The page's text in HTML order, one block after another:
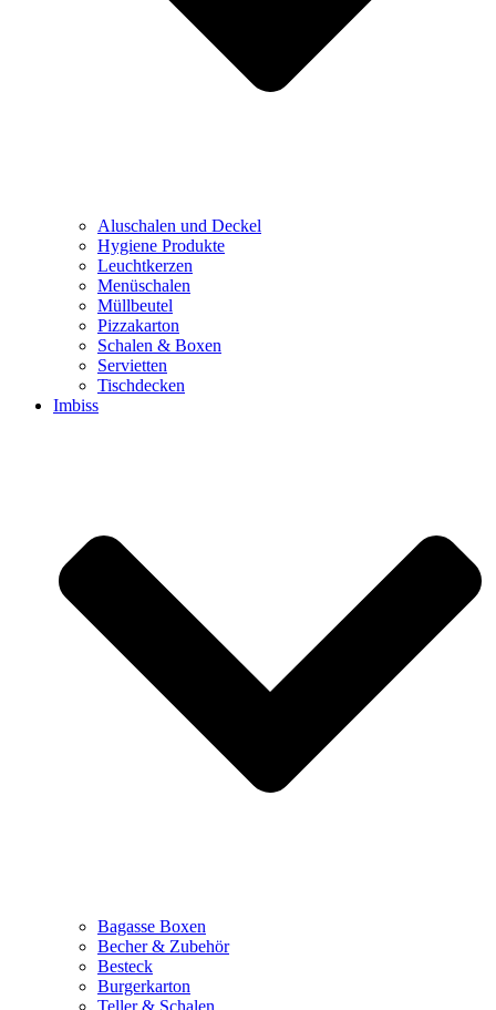
Aluschalen und Deckel
Hygiene Produkte
Leuchtkerzen
Menüschalen
Müllbeutel
Pizzakarton
Schalen & Boxen
Servietten
Tischdecken
Imbiss
Bagasse Boxen
Becher & Zubehör
Besteck
Burgerkarton